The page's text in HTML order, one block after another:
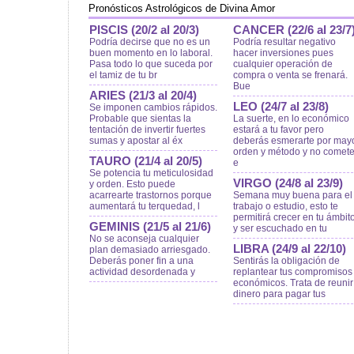
Pronósticos Astrológicos de Divina Amor
PISCIS (20/2 al 20/3)
Podría decirse que no es un
buen momento en lo laboral.
Pasa todo lo que suceda por
el tamiz de tu br
ARIES (21/3 al 20/4)
Se imponen cambios rápidos.
Probable que sientas la
tentación de invertir fuertes
sumas y apostar al éx
TAURO (21/4 al 20/5)
Se potencia tu meticulosidad
y orden. Esto puede
acarrearte trastornos porque
aumentará tu terquedad, l
GEMINIS (21/5 al 21/6)
No se aconseja cualquier
plan demasiado arriesgado.
Deberás poner fin a una
actividad desordenada y
CANCER (22/6 al 23/
Podría resultar negativo
hacer inversiones pues
cualquier operación de
compra o venta se frenará.
Bue
LEO (24/7 al 23/8)
La suerte, en lo económico
estará a tu favor pero
deberás esmerarte por
orden y método y no
e
VIRGO (24/8 al 23/9)
Semana muy buena para el
trabajo o estudio, esto te
permitirá crecer en tu
y ser escuchado en tu
LIBRA (24/9 al 22/10)
Sentirás la obligación de
replantear tus compromisos
económicos. Trata de reunir
dinero para pagar tus